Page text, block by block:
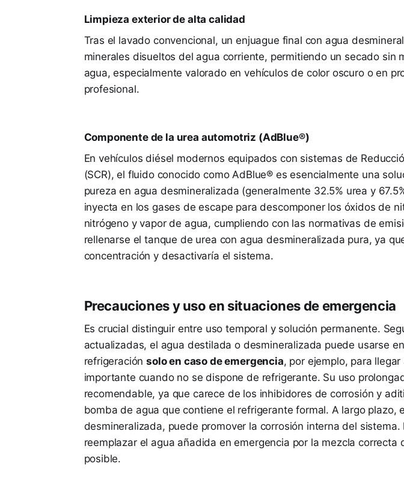
Limpieza exterior de alta calidad
Tras el lavado convencional, un enjuague final con agua
minerales disueltos del agua corriente, permitiendo un secado sin
agua, especialmente valorado en vehículos de color oscuro o en
profesional.
Componente de la urea automotriz (AdBlue®)
En vehículos diésel modernos equipados con sistemas de
(SCR), el fluido conocido como AdBlue® es esencialmente una
pureza en agua desmineralizada (generalmente 32.5% urea y
inyecta en los gases de escape para descomponer los óxidos de
nitrógeno y vapor de agua, cumpliendo con las normativas de
rellenarse el tanque de urea con agua desmineralizada pura, ya
concentración y desactivaría el sistema.
Precauciones y uso en situaciones de emergencia
Es crucial distinguir entre uso temporal y solución permanente.
actualizadas, el agua destilada o desmineralizada puede usarse
refrigeraciónsolo en caso de emergencia, por ejemplo, para
importante cuando no se dispone de refrigerante. Su uso
recomendable, ya que carece de los inhibidores de corrosión y
bomba de agua que contiene el refrigerante formal. A largo plazo,
desmineralizada, puede promover la corrosión interna del sistema.
reemplazar el agua añadida en emergencia por la mezcla correcta
posible.